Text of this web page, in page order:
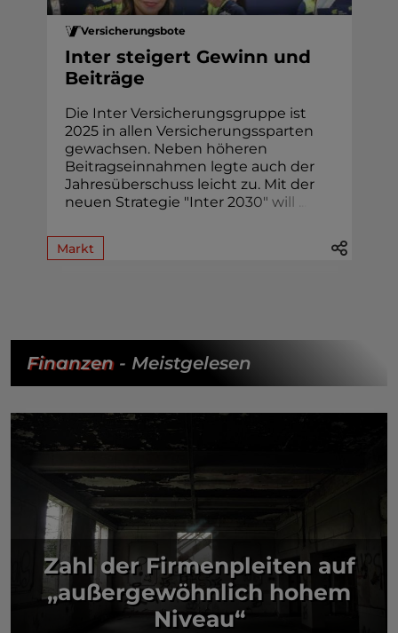
Versicherungsbote
Inter steigert Gewinn und
Beiträge
Die Inter Versicherungsgruppe ist
2025 in allen Versicherungssparten
gewachsen. Neben höheren
Beitragseinnahmen legte auch der
Jahresüberschuss leicht zu. Mit der
neuen Strategie "Inter 2030" will
Markt
Finanzen- Meistgelesen
Zahl der Firmenpleiten auf
„außergewöhnlich hohem
Niveau“